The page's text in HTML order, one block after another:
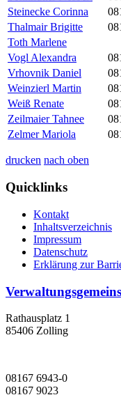
Steinecke Corinna
Thalmair Brigitte
Toth Marlene
Vogl Alexandra
Vrhovnik Daniel
Weinzierl Martin
Weiß Renate
Zeilmaier Tahnee
Zelmer Mariola
drucken nach oben
Quicklinks
Kontakt
Inhaltsverzeichnis
Impressum
Datenschutz
Erklärung zur
Rathausplatz 1
85406 Zolling
08167 6943-0
08167 9023